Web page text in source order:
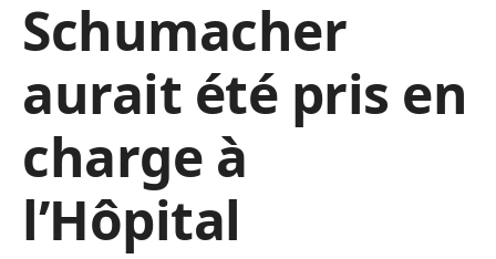
Schumacher
aurait été pris en
charge à
l’Hôpital